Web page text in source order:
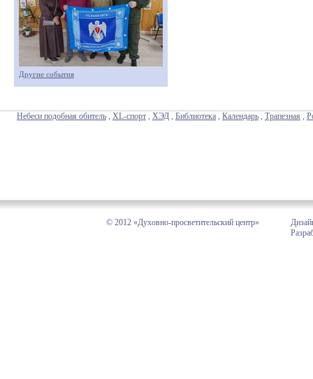
Другие события
Небеси подобная обитель , XL-спорт , ХЭД , Библиотека , Календарь , Трапезная ,
© 2012 «Духовно-просветительский центр»